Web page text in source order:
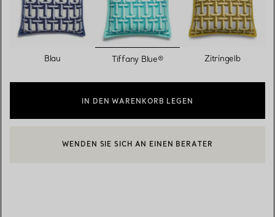
Blau ausgewählt
Tiffany Blue® Zitringelb
IN DEN WARENKORB LEGEN
EINEN KUNDENBERATER KONTAKTIEREN ODER EINEN